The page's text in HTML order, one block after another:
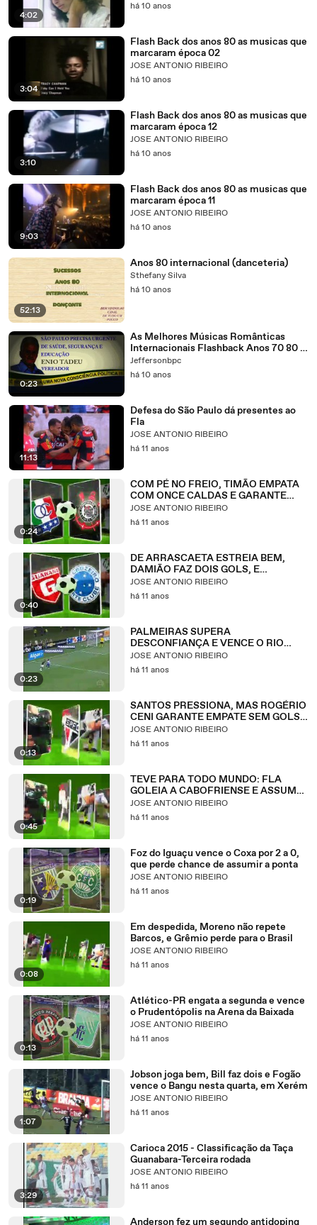
4:02
há 10 anos
3:04
Flash Back dos anos 80 as musicas que
marcaram época 02
JOSE ANTONIO RIBEIRO
há 10 anos
3:10
Flash Back dos anos 80 as musicas que
marcaram época 12
JOSE ANTONIO RIBEIRO
há 10 anos
9:03
Flash Back dos anos 80 as musicas que
marcaram época 11
JOSE ANTONIO RIBEIRO
há 10 anos
52:13
Anos 80 internacional (danceteria)
Sthefany Silva
há 10 anos
0:23
As Melhores Músicas Românticas
Internacionais Flashback Anos 70 80 E
90 Love Songs
Jeffersonbpc
há 10 anos
11:13
Defesa do São Paulo dá presentes ao
Fla
JOSE ANTONIO RIBEIRO
há 11 anos
0:24
COM PÉ NO FREIO, TIMÃO EMPATA
COM ONCE CALDAS E GARANTE
MAJESTOSO
JOSE ANTONIO RIBEIRO
há 11 anos
0:40
DE ARRASCAETA ESTREIA BEM,
DAMIÃO FAZ DOIS GOLS, E
CRUZEIRO BATE GUARANI-MG
JOSE ANTONIO RIBEIRO
há 11 anos
0:23
PALMEIRAS SUPERA
DESCONFIANÇA E VENCE O RIO
CLARO EM CASA
JOSE ANTONIO RIBEIRO
há 11 anos
0:13
SANTOS PRESSIONA, MAS ROGÉRIO
CENI GARANTE EMPATE SEM GOLS
NA VILA
JOSE ANTONIO RIBEIRO
há 11 anos
0:45
TEVE PARA TODO MUNDO: FLA
GOLEIA A CABOFRIENSE E ASSUME
LIDERANÇA
JOSE ANTONIO RIBEIRO
há 11 anos
0:19
Foz do Iguaçu vence o Coxa por 2 a 0,
que perde chance de assumir a ponta
JOSE ANTONIO RIBEIRO
há 11 anos
0:08
Em despedida, Moreno não repete
Barcos, e Grêmio perde para o Brasil
JOSE ANTONIO RIBEIRO
há 11 anos
0:13
Atlético-PR engata a segunda e vence
o Prudentópolis na Arena da Baixada
JOSE ANTONIO RIBEIRO
há 11 anos
1:07
Jobson joga bem, Bill faz dois e Fogão
vence o Bangu nesta quarta, em Xerém
JOSE ANTONIO RIBEIRO
há 11 anos
3:29
Carioca 2015 - Classificação da Taça
Guanabara-Terceira rodada
JOSE ANTONIO RIBEIRO
há 11 anos
Anderson fez um segundo antidoping